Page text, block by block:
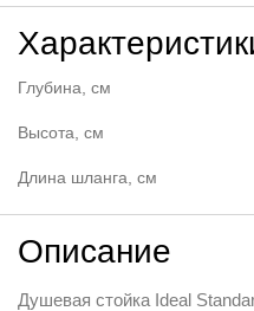
Глубина, см
Высота, см
Длина шланга, см
Описание
Душевая стойка Ideal